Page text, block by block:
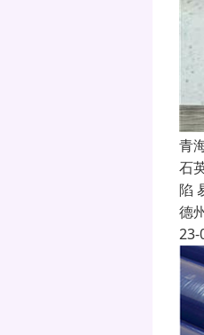
青
石
陷
德
23-